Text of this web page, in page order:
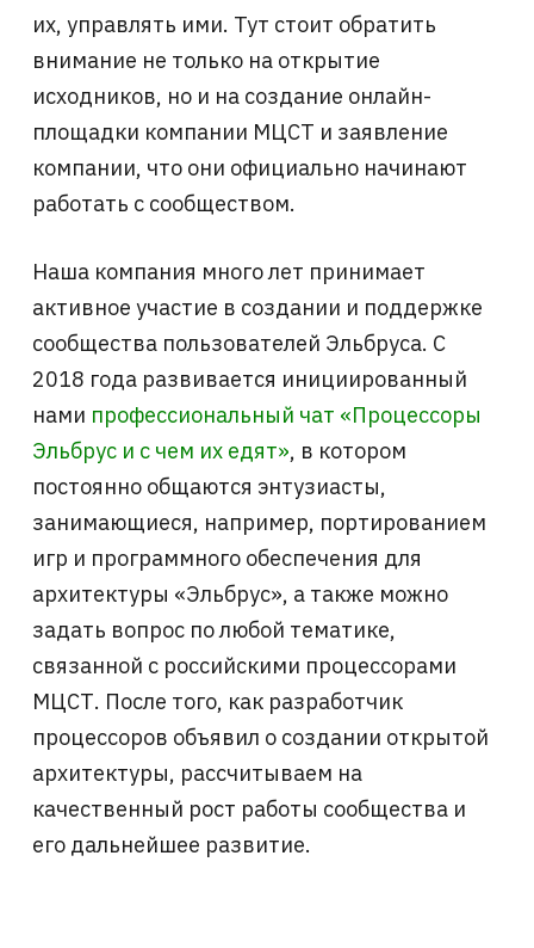
их, управлять ими. Тут стоит обратить
внимание не только на открытие
исходников, но и на создание онлайн-
площадки компании МЦСТ и заявление
компании, что они официально начинают
работать с сообществом.
Наша компания много лет принимает
активное участие в создании и поддержке
сообщества пользователей Эльбруса. С
2018 года развивается инициированный
нами профессиональный чат «Процессоры
Эльбрус и с чем их едят», в котором
постоянно общаются энтузиасты,
занимающиеся, например, портированием
игр и программного обеспечения для
архитектуры «Эльбрус», а также можно
задать вопрос по любой тематике,
связанной с российскими процессорами
МЦСТ. После того, как разработчик
процессоров объявил о создании открытой
архитектуры, рассчитываем на
качественный рост работы сообщества и
его дальнейшее развитие.